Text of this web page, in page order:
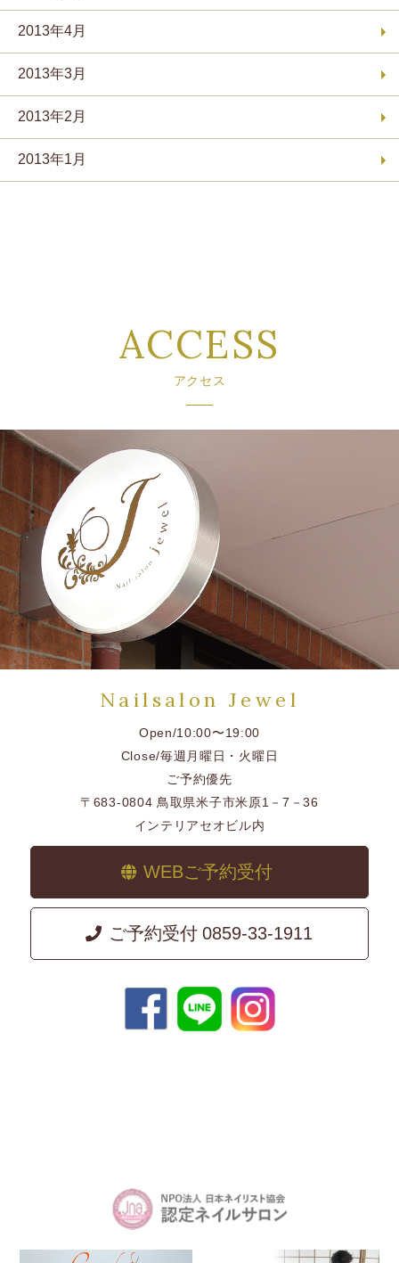
2013年4月
2013年3月
2013年2月
2013年1月
ACCESS
アクセス
Nailsalon Jewel
Open/10:00〜19:00
Close/毎週月曜日・火曜日
ご予約優先
〒683-0804 鳥取県米子市米原1－7－36
インテリアセオビル内
WEBご予約受付
ご予約受付 0859-33-1911